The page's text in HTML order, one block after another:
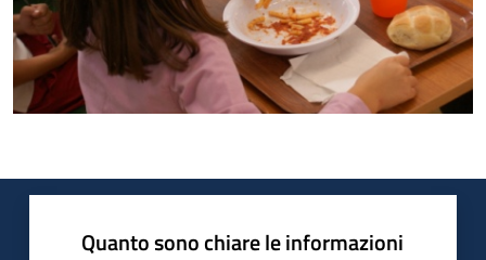
Quanto sono chiare le informazioni